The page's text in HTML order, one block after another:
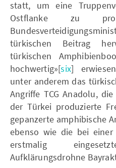
statt, um eine
Ostflanke zu
türkischen Beitrag
türkischen
hochwertig»[six]
unter anderem das
Angriffe TCG Anadolu,
der Türkei produzierte
gepanzerte amphibische
ebenso wie die bei einer
erstmalig
Aufklärungsdrohne